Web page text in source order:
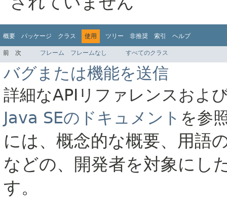
概要 パッケージ クラス 使用 ツリー 非推奨 索引 ヘルプ
前 次 フレーム フレームなし すべてのクラス
バグまたは機能を送信
詳細なAPIリファレンスおよ
Java SEのドキュメント を参
には、概念的な概要、用語
などの、開発者を対象にし
す。